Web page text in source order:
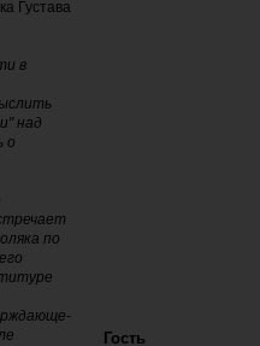
Густава
в
над
о
по
Гость